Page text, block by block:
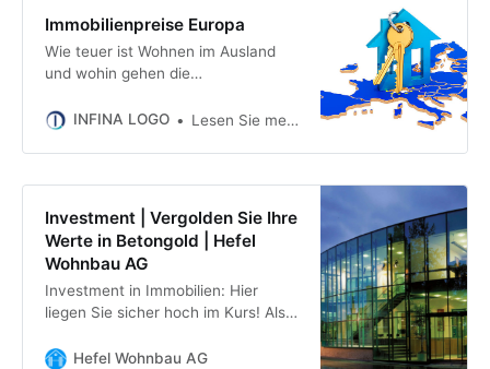
Immobilienpreise Europa
Wie teuer ist Wohnen im Ausland
und wohin gehen die
Antworten auf diese Fragen finden
Vergleich
INFINA LOGO Lesen Sie meine Finanzierungs-Tipps
Investment | Vergolden Sie Ihre
Werte in Betongold | Hefel
Wohnbau AG
Investment in Immobilien: Hier
liegen Sie sicher hoch im Kurs! Als
lebenslanger Wohnbaupartner
Hefel Wohnbau AG